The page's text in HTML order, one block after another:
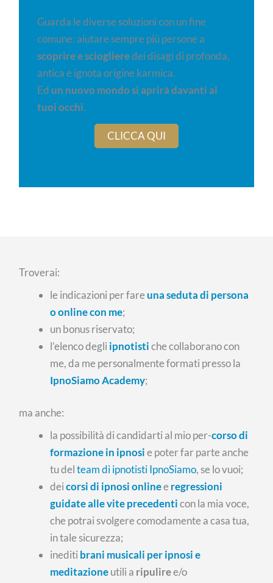
Guarda le diverse soluzioni con un fine
comune: aiutare sempre più persone a
scoprire e scioglieredei disagi di profonda,
antica e ignota origine karmica.
Ed un nuovo mondo si aprirà davanti ai
tuoi occhi.
CLICCA QUI
Troverai:
le indicazioni per fare una seduta di persona
o online con me;
un bonus riservato;
l’elenco degli ipnotistiche collaborano con
me, da me personalmente formati presso la
IpnoSiamo Academy;
ma anche:
la possibilità di candidarti al mio per-corso di
formazione in ipnosie poter far parte anche
tu delteam di ipnotisti IpnoSiamo, se lo vuoi;
deicorsi di ipnosi onlinee regressioni
guidate alle vite precedenticon la mia voce,
che potrai svolgere comodamente a casa tua,
in tale sicurezza;
inediti brani musicali per ipnosi e
meditazioneutili a ripuliree/o